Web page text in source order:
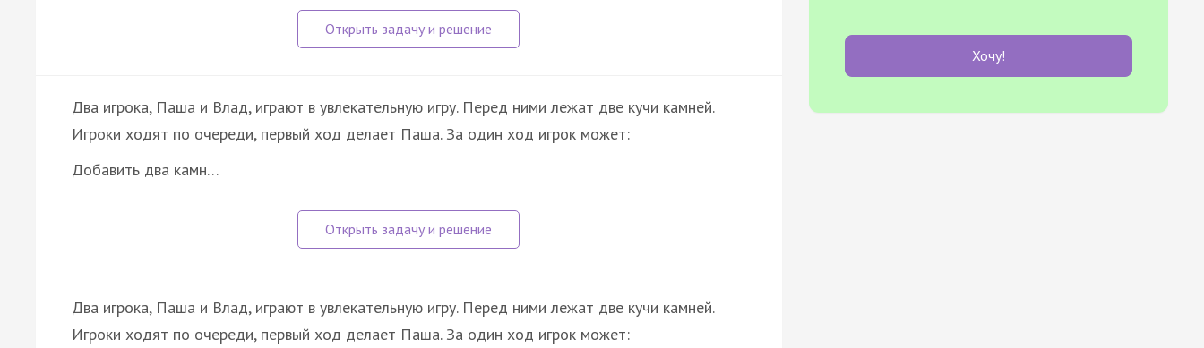
Два игрока, Паша и Влад, играют в увлекательную игру. Перед ними лежат две кучи камней.
Игроки ходят по очереди, первый ход делает Паша. За один ход игрок может:
Добавить два камн…
Два игрока, Паша и Влад, играют в увлекательную игру. Перед ними лежат две кучи камней.
Игроки ходят по очереди, первый ход делает Паша. За один ход игрок может:
Хочу!